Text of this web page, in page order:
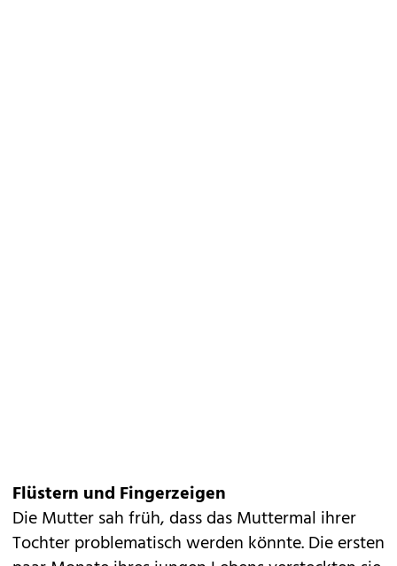
Flüstern und Fingerzeigen
Die Mutter sah früh, dass das Muttermal ihrer
Tochter problematisch werden könnte. Die ersten